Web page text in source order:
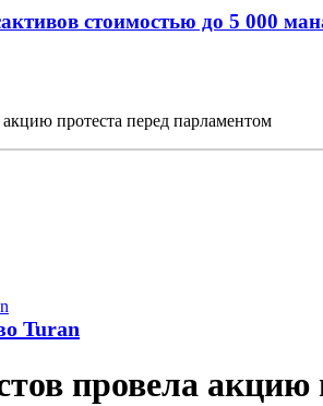
стоимостью до 5 000
протеста перед парламентом
Turan
провела акцию